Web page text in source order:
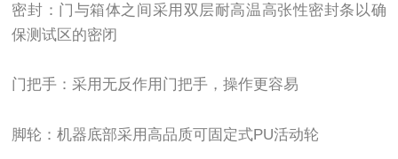
密封：门与箱体之间采用双层耐高温高张性密封条以确
保测试区的密闭
门把手：采用无反作用门把手，操作更容易
脚轮：机器底部采用高品质可固定式PU活动轮